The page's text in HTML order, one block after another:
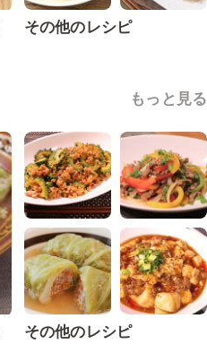
その他のレシピ
もっと見る
その他のレシピ